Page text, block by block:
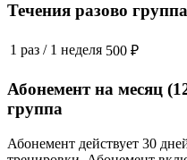
Течения разово группа
1 раз / 1 неделя 500 ₽
Абонемент на месяц
группа
Абонемент действует 30